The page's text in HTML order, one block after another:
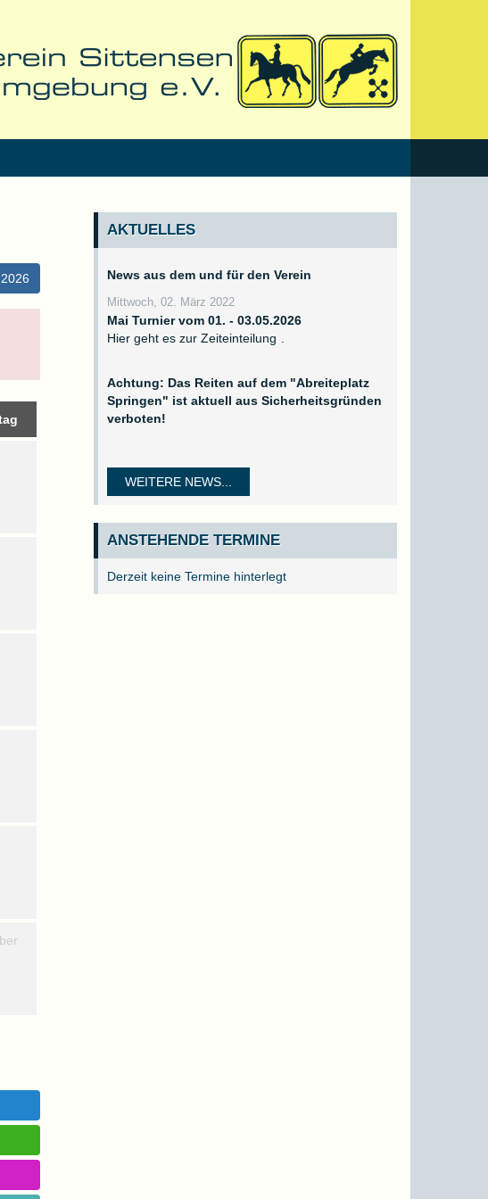
AKTUELLES
News aus dem und für den Verein
Mittwoch, 02. März 2022
Mai Turnier vom 01. - 03.05.2026
Hier geht es zur Zeiteinteilung
Achtung: Das Reiten auf dem "Abreiteplatz
Springen" ist aktuell aus Sicherheitsgründen
verboten!
WEITERE NEWS...
ANSTEHENDE TERMINE
Derzeit keine Termine hinterlegt